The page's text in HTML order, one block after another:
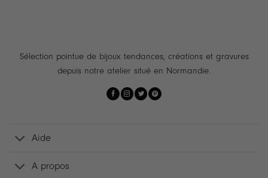
Sélection pointue de bijoux tendances, créations et gravures
depuis notre atelier situé en Normandie.
Aide
A propos